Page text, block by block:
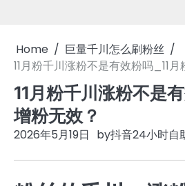
Home
巨量千川怎么刷粉丝
11月粉千川涨粉不是有效粉吗_11月
11月粉千川涨粉不是
增粉无效？
2026年5月19日 by抖音24小时自